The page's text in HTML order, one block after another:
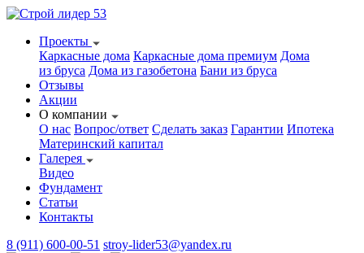
Проекты
Каркасные дома Каркасные дома премиум Дома
из бруса Дома из газобетона Бани из бруса
Отзывы
Акции
О компании
О нас Вопрос/ответ Сделать заказ Гарантии Ипотека
Материнский капитал
Галерея
Видео
Фундамент
Статьи
Контакты
8 (911) 600-00-51 stroy-lider53@yandex.ru